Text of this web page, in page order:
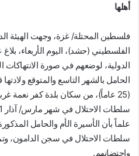
أهلها
فلسطين المحتلة/ غزة، وجهت الهيئة
الفلسطيني (حشد)، اليوم الأربعاء،
الدولية، لوضعهم في صورة الانتهاكات
الحامل بالشهر التاسع والمتوقع
(25 عاماً)، من سكان بلدة كفر نعمة
سلطات الاحتلال في سجن الدامون،
واحتضانهم.